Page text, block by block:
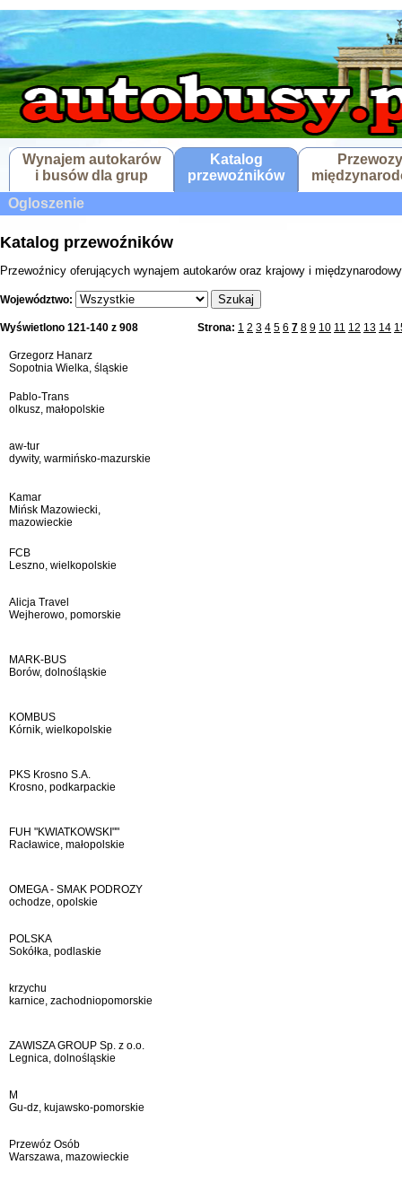
Wynajem autokarów
i busów dla grup
Katalog
przewoźników
Przewozy
Ogloszenie
Katalog przewoźników
Przewoźnicy oferujących wynajem autokarów oraz krajowy i
Województwo: Szukaj
Wyświetlono 121-140 z 908 Strona: 1 2 3 4 5 6 7 8 9 10 11 12 13 14
Grzegorz Hanarz
Sopotnia Wielka, śląskie
Pablo-Trans
olkusz, małopolskie
aw-tur
dywity, warmińsko-mazurskie
Kamar
Mińsk Mazowiecki,
mazowieckie
FCB
Leszno, wielkopolskie
Alicja Travel
Wejherowo, pomorskie
MARK-BUS
Borów, dolnośląskie
KOMBUS
Kórnik, wielkopolskie
PKS Krosno S.A.
Krosno, podkarpackie
FUH "KWIATKOWSKI""
Racławice, małopolskie
OMEGA - SMAK PODROZY
ochodze, opolskie
POLSKA
Sokółka, podlaskie
krzychu
karnice, zachodniopomorskie
ZAWISZA GROUP Sp. z o.o.
Legnica, dolnośląskie
M
Gu-dz, kujawsko-pomorskie
Przewóz Osób
Warszawa, mazowieckie